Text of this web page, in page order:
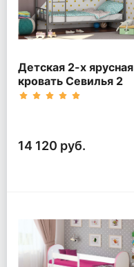
Детская 2-х ярусная
кровать Севилья 2
14 120 руб.